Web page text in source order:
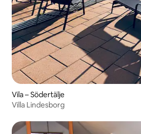
Vila – Södertälje
Villa Lindesborg